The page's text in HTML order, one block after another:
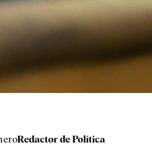
Redactor de Política